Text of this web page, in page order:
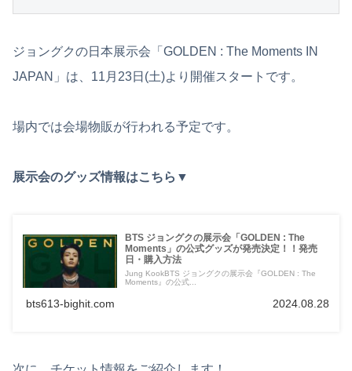
ジョングクの日本展示会「GOLDEN : The Moments IN
JAPAN」は、11月23日(土)より開催スタートです。
場内では会場物販が行われる予定です。
展示会のグッズ情報はこちら▼
BTS ジョングクの展示会「GOLDEN : The
Moments」の公式グッズが発売決定！！発売
日・購入方法
Jung KookBTS ジョングクの展示会『GOLDEN : The
Moments』の公式...
bts613-bighit.com 2024.08.28